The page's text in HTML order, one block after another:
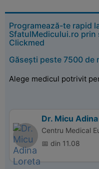
Programează-te rapid
SfatulMedicului.ro prin
Clickmed
Găsești peste 7500
Alege medicul potrivit
Dr. Micu
Centru Medical
📅 din 11.08